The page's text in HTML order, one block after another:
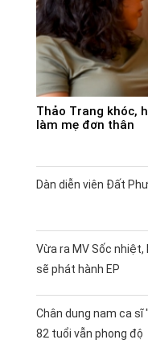
Thảo Trang khóc,
làm mẹ đơn thân
Dàn diễn viên Đất
Vừa ra MV Sốc nhiệt,
sẽ phát hành EP
Chân dung nam ca
82 tuổi vẫn phong độ